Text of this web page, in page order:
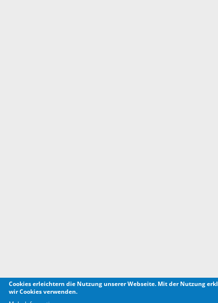
Cookies erleichtern die Nutzung unserer Webseite. Mit der Nutzung
wir Cookies verwenden.